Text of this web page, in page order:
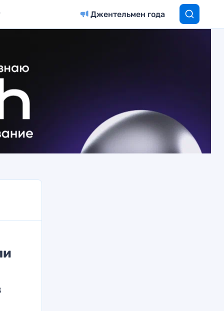
Джентельмен года